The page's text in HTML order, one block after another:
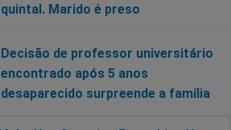
quintal. Marido é preso
Decisão de professor universitário
encontrado após 5 anos
desaparecido surpreende a família